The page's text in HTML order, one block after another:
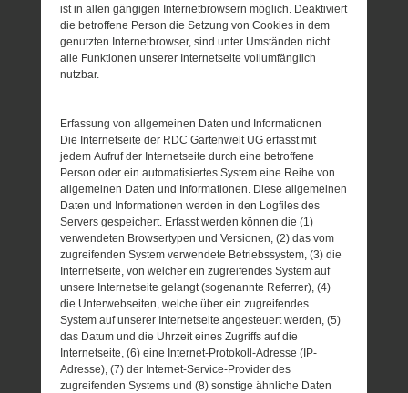
ist in allen gängigen Internetbrowsern möglich. Deaktiviert
die betroffene Person die Setzung von Cookies in dem
genutzten Internetbrowser, sind unter Umständen nicht
alle Funktionen unserer Internetseite vollumfänglich
nutzbar.
Erfassung von allgemeinen Daten und Informationen
Die Internetseite der RDC Gartenwelt UG erfasst mit
jedem Aufruf der Internetseite durch eine betroffene
Person oder ein automatisiertes System eine Reihe von
allgemeinen Daten und Informationen. Diese allgemeinen
Daten und Informationen werden in den Logfiles des
Servers gespeichert. Erfasst werden können die (1)
verwendeten Browsertypen und Versionen, (2) das vom
zugreifenden System verwendete Betriebssystem, (3) die
Internetseite, von welcher ein zugreifendes System auf
unsere Internetseite gelangt (sogenannte Referrer), (4)
die Unterwebseiten, welche über ein zugreifendes
System auf unserer Internetseite angesteuert werden, (5)
das Datum und die Uhrzeit eines Zugriffs auf die
Internetseite, (6) eine Internet-Protokoll-Adresse (IP-
Adresse), (7) der Internet-Service-Provider des
zugreifenden Systems und (8) sonstige ähnliche Daten